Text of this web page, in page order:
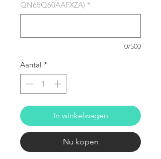
QN65Q60AAFXZA) *
0/500
Aantal *
In winkelwagen
Nu kopen